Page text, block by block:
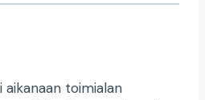
aikanaan toimialan